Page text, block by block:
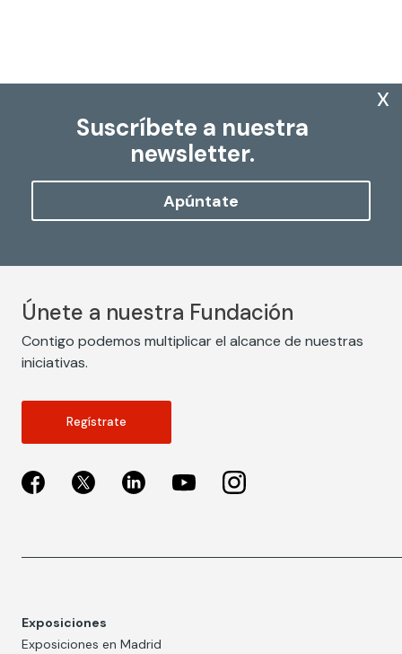
Suscríbete a nuestra
newsletter.
Apúntate
x
Únete a nuestra Fundación
Contigo podemos multiplicar el alcance de nuestras
iniciativas.
Regístrate
Exposiciones
Exposiciones en Madrid